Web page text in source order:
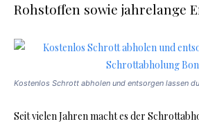
Rohstoffen sowie jahrelange
Kostenlos Schrott abholen und entsorgen lassen
Seit vielen Jahren macht es der